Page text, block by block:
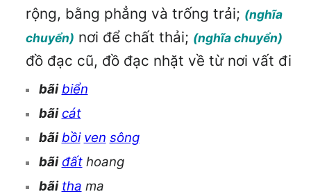
rộng, bằng phẳng và trống trải; (nghĩa
chuyển) nơi để chất thải; (nghĩa chuyển)
đồ đạc cũ, đồ đạc nhặt về từ nơi vất đi
bãi biển
bãi cát
bãi bồi ven sông
bãi đấthoang
bãi tha ma